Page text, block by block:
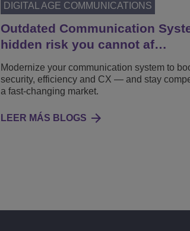
DIGITAL AGE COMMUNICATIONS
Outdated Communication
hidden risk you cannot af…
Modernize your communication system to
security, efficiency and CX — and stay
a fast-changing market.
LEER MÁS BLOGS